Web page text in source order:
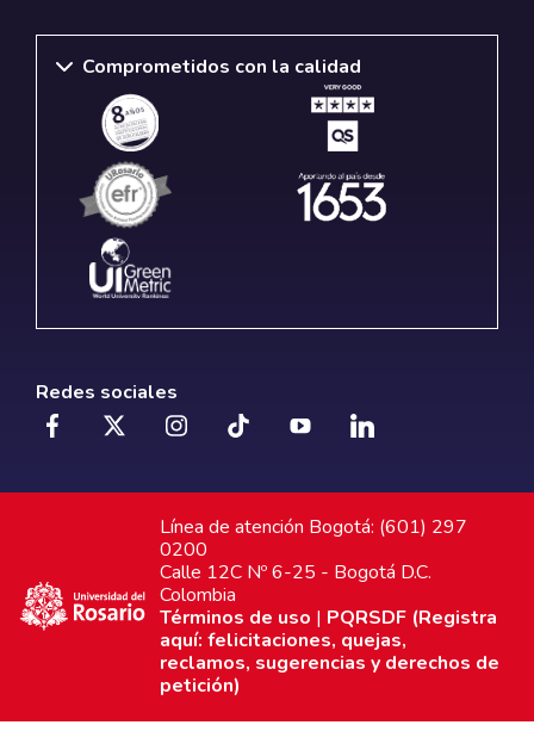
Comprometidos con la calidad
Redes sociales
Línea de atención Bogotá: (601) 297
0200
Calle 12C Nº 6-25 - Bogotá D.C.
Colombia
Términos de uso | PQRSDF (Registra
aquí: felicitaciones, quejas,
reclamos, sugerencias y derechos de
petición)